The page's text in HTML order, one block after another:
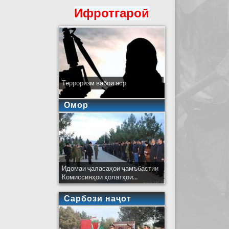
Ифротгароӣ
Терроризм вабои аср
Омор
Идомаи ҷаласаҳои ҷамъбастии
Комиссияҳои ҳолатҳои...
Сарбози наҷот